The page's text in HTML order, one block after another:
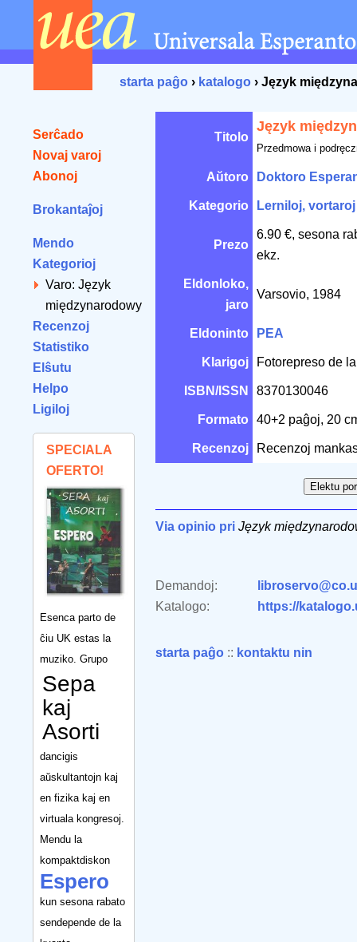
starta paĝo › katalogo › Język
Serĉado
Novaj varoj
Abonoj
Brokantaĵoj
Mendo
Kategorioj
Varo: Język
międzynarodowy
Recenzoj
Statistiko
Elŝutu
Helpo
Ligiloj
SPECIALA
OFERTO!
Esenca parto de
ĉiu UK estas la
muziko. Grupo
Sepa
kaj
Asorti
dancigis
aŭskultantojn kaj
en fizika kaj en
virtuala kongresoj.
Mendu la
kompaktdiskon
Espero
kun sesona rabato
sendepende de la
Titolo
Język
Przedmowa i
Aŭtoro Doktoro
Kategorio Lerniloj, vortaroj
Prezo
6.90 €, sesona
ekz.
Eldonloko,
jaro
Varsovio, 1984
Eldoninto PEA
Klarigoj Fotorepreso de
ISBN/ISSN 8370130046
Formato 40+2 paĝoj, 20
Recenzoj Recenzoj
Via opinio pri Język
Demandoj:
Katalogo:
https://
starta paĝo :: kontaktu nin